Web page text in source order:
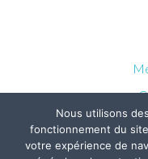
Nous utilisons
fonctionnement du
votre expérience de